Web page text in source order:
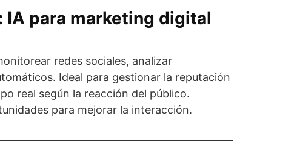
para marketing digital
redes sociales, analizar
Ideal para gestionar la reputación
real según la reacción del público.
para mejorar la interacción.